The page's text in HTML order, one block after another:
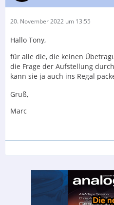
20. November 2022 um 13:55
Hallo Tony,
für alle die, die keinen
die Frage der Aufstellung
kann sie ja auch ins Regal
Gruß,
Marc